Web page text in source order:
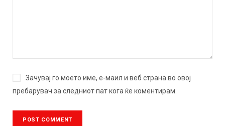
Зачувај го моето име, е-маил и веб страна во овој
пребарувач за следниот пат кога ќе коментирам.